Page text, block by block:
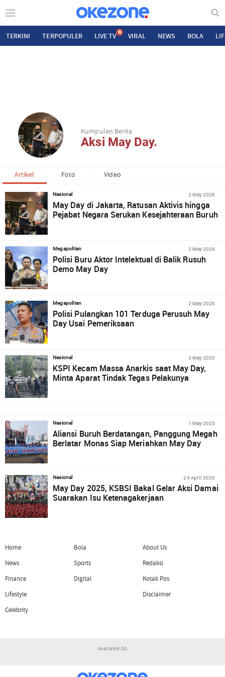
TERKINI TERPOPULER LIVE TV N VIRAL NEWS BOLA
Kumpulan Berita
Aksi May Day.
Artikel Foto Video
Nasional 2 May 2026
May Day di Jakarta, Ratusan Aktivis hingga
Pejabat Negara Serukan Kesejahteraan Buruh
Megapolitan 2 May 2026
Polisi Buru Aktor Intelektual di Balik Rusuh
Demo May Day
Megapolitan 2 May 2026
Polisi Pulangkan 101 Terduga Perusuh May
Day Usai Pemeriksaan
Nasional 3 May 2025
KSPI Kecam Massa Anarkis saat May Day,
Minta Aparat Tindak Tegas Pelakunya
Nasional 1 May 2025
Aliansi Buruh Berdatangan, Panggung Megah
Berlatar Monas Siap Meriahkan May Day
Nasional 24 April 2025
May Day 2025, KSBSI Bakal Gelar Aksi Damai
Suarakan Isu Ketenagakerjaan
Home
News
Finance
Lifestyle
Celebrity
Bola
Sports
Digital
About Us
Redaksi
Kotak Pos
Disclaimer
Available On